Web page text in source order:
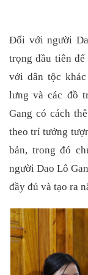
Đối với người
trọng đầu tiên
với dân tộc
lưng và các đồ
Gang có cách
theo trí tưởng
bản, trong đó
người Dao Lô
đầy đủ và tạo ra